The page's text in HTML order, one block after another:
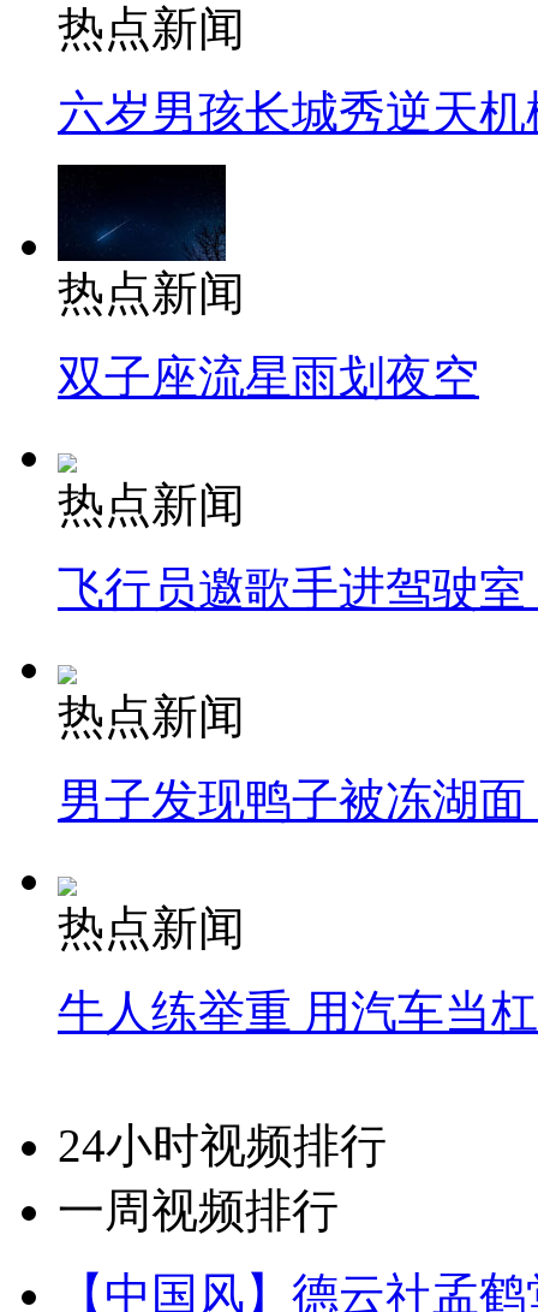
热点新闻
六岁男孩长城秀逆天机
热点新闻
双子座流星雨划夜空
热点新闻
飞行员邀歌手进驾驶
热点新闻
男子发现鸭子被冻湖
热点新闻
牛人练举重 用汽车当
24小时视频排行
一周视频排行
【中国风】德云社孟